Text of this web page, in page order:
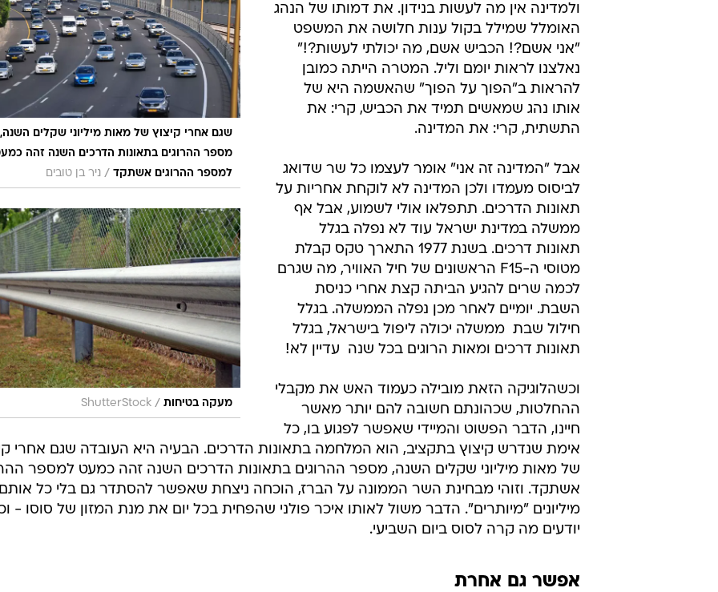
שגם אחרי קיצוץ של מאות מיליוני שקלים השנה,
מספר ההרוגים בתאונות הדרכים השנה זהה
למספר ההרוגים אשתקד / ניר בן טובים
מעקה בטיחות /
ShutterStock
ולמדינה אין מה לעשות בנידון. את דמותו של הנהג
האומלל שמילל בקול ענות חלושה את המשפט
"אני אשם?! הכביש אשם, מה יכולתי לעשות?!"
נאלצנו לראות יומם וליל. המטרה הייתה כמובן
להראות ב"הפוך על הפוך" שהאשמה היא של
אותו נהג שמאשים תמיד את הכביש, קרי: את
התשתית, קרי: את המדינה.
אבל "המדינה זה אני" אומר לעצמו כל שר שדואג
לביסוס מעמדו ולכן המדינה לא לוקחת אחריות על
תאונות הדרכים. תתפלאו אולי לשמוע, אבל אף
ממשלה במדינת ישראל עוד לא נפלה בגלל
תאונות דרכים. בשנת 1977 התארך טקס קבלת
מטוסי ה-F15 הראשונים של חיל האוויר, מה שגרם
לכמה שרים להגיע הביתה קצת אחרי כניסת
השבת. יומיים לאחר מכן נפלה הממשלה. בגלל
חילול שבת  ממשלה יכולה ליפול בישראל, בגלל
תאונות דרכים ומאות הרוגים בכל שנה  עדיין לא!
וכשהלוגיקה הזאת מובילה כעמוד האש את מקבלי
ההחלטות, שכהונתם חשובה להם יותר מאשר
חיינו, הדבר הפשוט והמיידי שאפשר לפגוע בו, כל
אימת שנדרש קיצוץ בתקציב, הוא המלחמה בתאונות הדרכים. הבעיה היא העובדה שגם אחרי
של מאות מיליוני שקלים השנה, מספר ההרוגים בתאונות הדרכים השנה זהה כמעט למספר
אשתקד. וזוהי מבחינת השר הממונה על הברז, הוכחה ניצחת שאפשר להסתדר גם בלי כל
מיליונים "מיותרים". הדבר משול לאותו איכר פולני שהפחית בכל יום את מנת המזון של סוסו -
יודעים מה קרה לסוס ביום השביעי.
אפשר גם אחרת